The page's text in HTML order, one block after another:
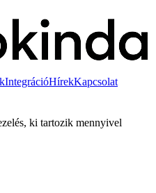
IntegrációHírekKapcsolat
ki tartozik mennyivel